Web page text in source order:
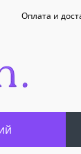
Оплата и